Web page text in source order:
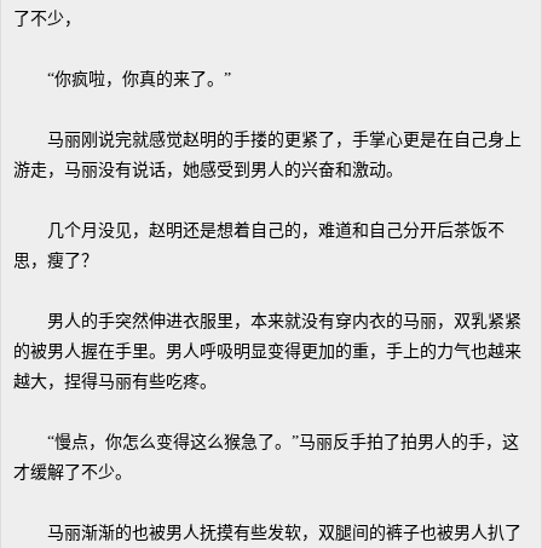
了不少，
“你疯啦，你真的来了。”
马丽刚说完就感觉赵明的手搂的更紧了，手掌心更是在自己身上
游走，马丽没有说话，她感受到男人的兴奋和激动。
几个月没见，赵明还是想着自己的，难道和自己分开后茶饭不
思，瘦了？
男人的手突然伸进衣服里，本来就没有穿内衣的马丽，双乳紧紧
的被男人握在手里。男人呼吸明显变得更加的重，手上的力气也越来
越大，捏得马丽有些吃疼。
“慢点，你怎么变得这么猴急了。”马丽反手拍了拍男人的手，这
才缓解了不少。
马丽渐渐的也被男人抚摸有些发软，双腿间的裤子也被男人扒了